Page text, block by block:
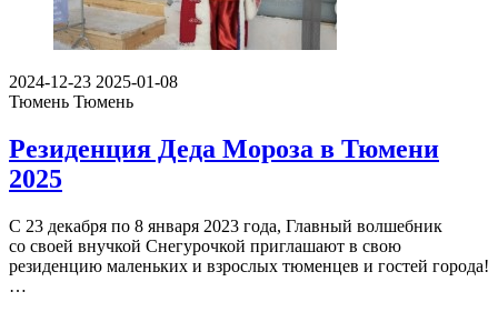
2024-12-23 2025-01-08
Тюмень Тюмень
Резиденция Деда Мороза в Тюмени
2025
С 23 декабря по 8 января 2023 года, Главный волшебник
со своей внучкой Снегурочкой приглашают в свою
резиденцию маленьких и взрослых тюменцев и гостей города!
…